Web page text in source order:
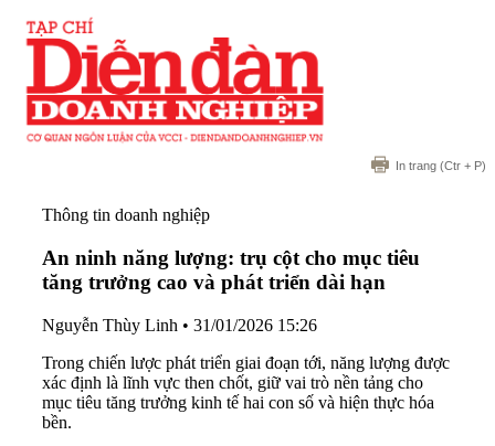
In trang (Ctr + P)
Thông tin doanh nghiệp
An ninh năng lượng: trụ cột cho mục tiêu
tăng trưởng cao và phát triển dài hạn
Nguyễn Thùy Linh • 31/01/2026 15:26
Trong chiến lược phát triển giai đoạn tới, năng lượng được
xác định là lĩnh vực then chốt, giữ vai trò nền tảng cho
mục tiêu tăng trưởng kinh tế hai con số và hiện thực hóa
bền.